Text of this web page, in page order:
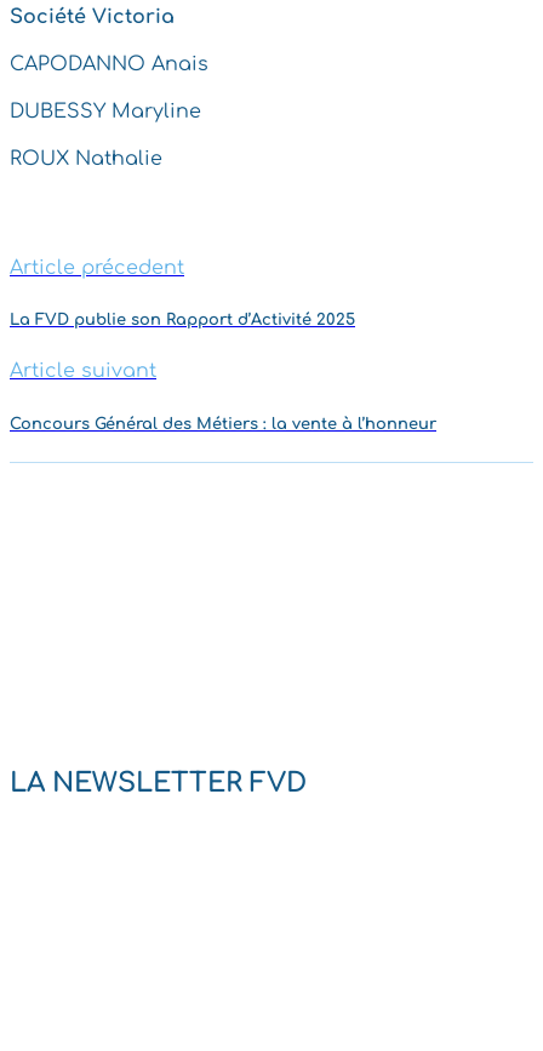
Société Victoria
CAPODANNO Anais
DUBESSY Maryline
ROUX Nathalie
Article précedent
La FVD publie son Rapport d’Activité 2025
Article suivant
Concours Général des Métiers : la vente à l’honneur
LA NEWSLETTER FVD